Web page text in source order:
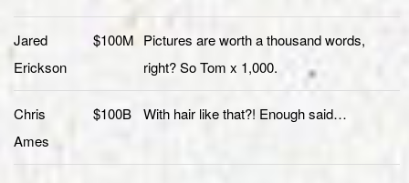
Jared
Erickson
$100M Pictures are worth a thousand words,
right? So Tom x 1,000.
Chris
Ames
$100B With hair like that?! Enough said…